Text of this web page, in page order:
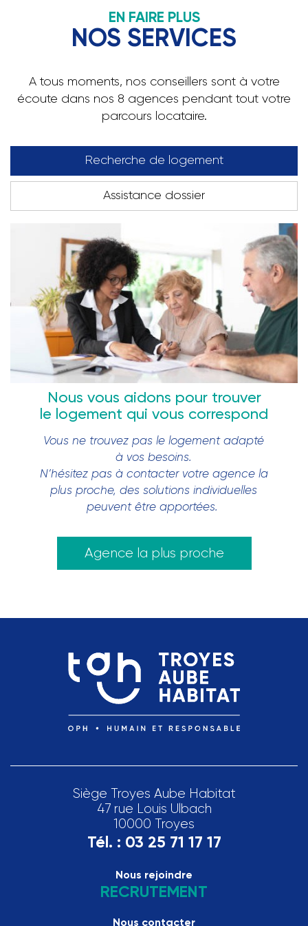
EN FAIRE PLUS
NOS SERVICES
A tous moments, nos conseillers sont à votre
écoute dans nos 8 agences pendant tout votre
parcours locataire.
Recherche de logement
Assistance dossier
Nous vous aidons pour trouver
le logement qui vous correspond
Vous ne trouvez pas le logement adapté
à vos besoins.
N’hésitez pas à contacter votre agence la
plus proche, des solutions individuelles
peuvent être apportées.
Agence la plus proche
Siège Troyes Aube Habitat
47 rue Louis Ulbach
10000 Troyes
Tél. : 03 25 71 17 17
Nous rejoindre
RECRUTEMENT
Nous contacter